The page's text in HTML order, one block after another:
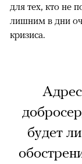
для тех, кто не
лишним в дни
кризиса.
будет